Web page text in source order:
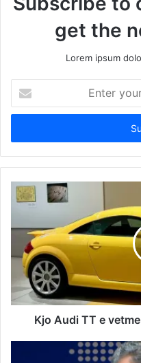
get the
Lorem ipsum
your
Email
Kjo Audi TT e